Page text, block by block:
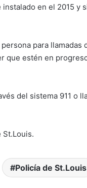
en el 2015 y
para
que estén en
del sistema 911 o
St.Louis.
Policía de St.Louis